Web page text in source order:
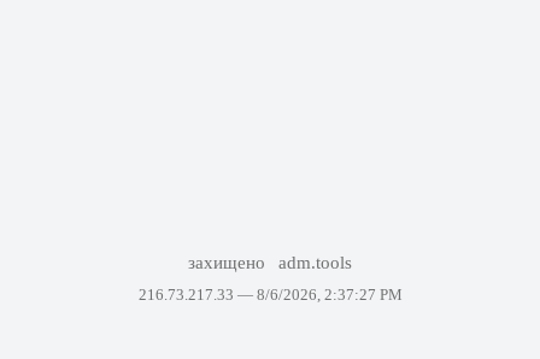
захищено adm.tools
216.73.217.33 — 8/6/2026, 2:37:27 PM